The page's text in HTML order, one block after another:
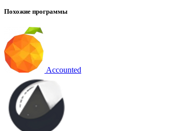
Похожие программы
Accounted